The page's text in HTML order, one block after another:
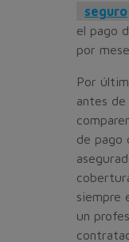
seguro
el pago
por
Por
antes
de pago
siempre
un